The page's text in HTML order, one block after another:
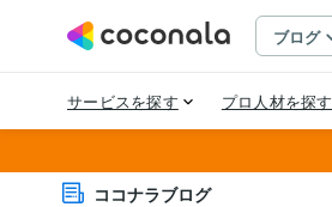
ココナラブログ